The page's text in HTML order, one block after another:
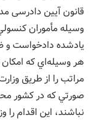
قانون آیین دادرسی
‌وسيله مأموران
يادشده دادخواست و
هر وسيله‌اي كه
مراتب را از طريق
صورتي كه در كشور
نباشند، اين اقدام